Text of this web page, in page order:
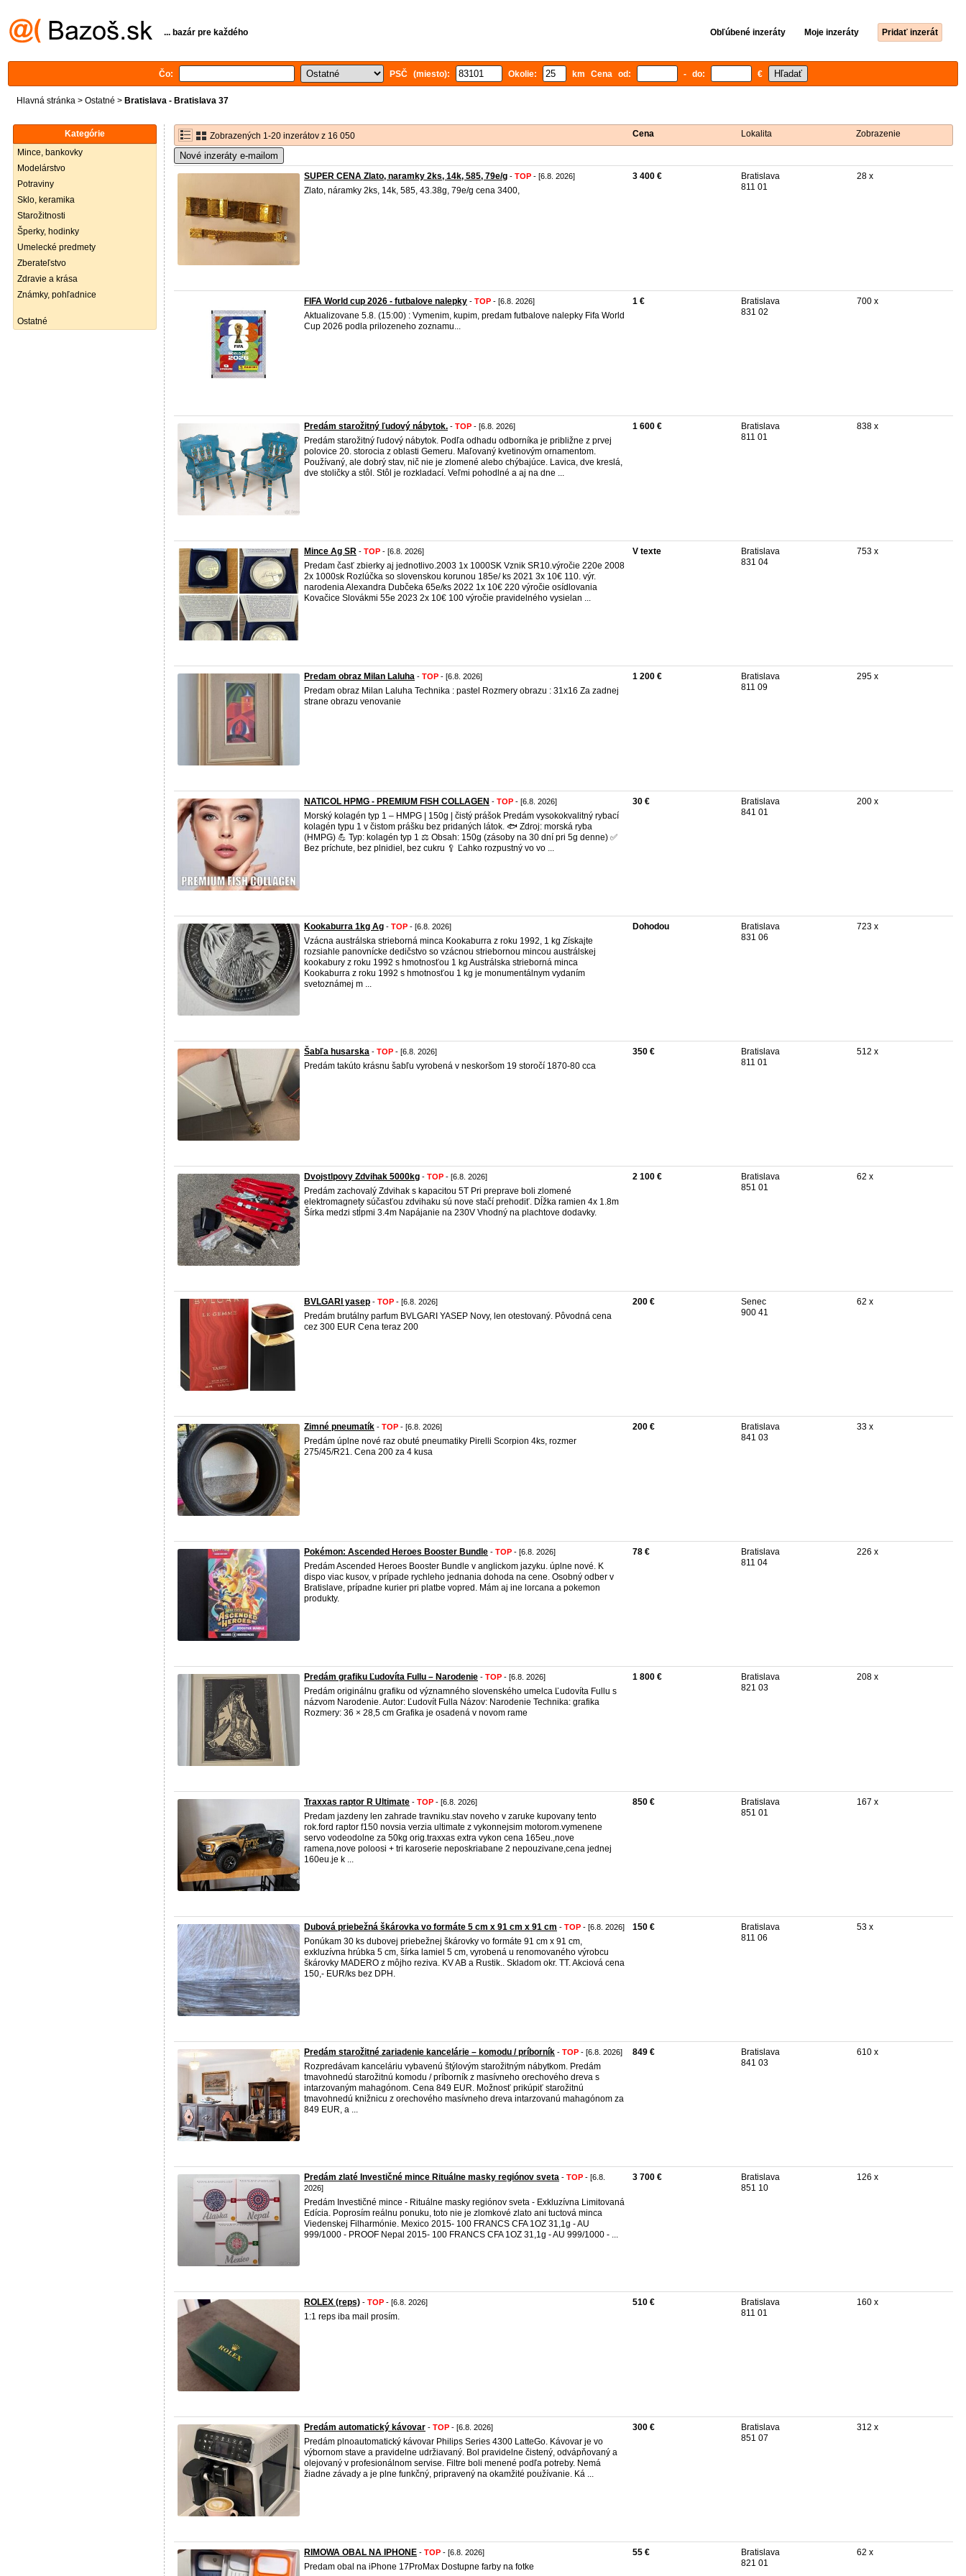
... bazár pre každého Obľúbené inzeráty Moje inzeráty Pridať inzerát
Čo: PSČ (miesto): Okolie: km Cena od: - do: €
Hlavná stránka > Ostatné > Bratislava - Bratislava 37
Kategórie
Mince, bankovky
Modelárstvo
Potraviny
Sklo, keramika
Starožitnosti
Šperky, hodinky
Umelecké predmety
Zberateľstvo
Zdravie a krása
Známky, pohľadnice
Ostatné
Zobrazených 1-20 inzerátov z 16 050 Cena Lokalita Zobrazenie
Nové inzeráty e-mailom
SUPER CENA Zlato, naramky 2ks, 14k, 585, 79e/g - TOP - [6.8. 2026]
Zlato, náramky 2ks, 14k, 585, 43.38g, 79e/g cena 3400,
3 400 €
Bratislava
811 01
28 x
FIFA World cup 2026 - futbalove nalepky - TOP - [6.8. 2026]
Aktualizovane 5.8. (15:00) : Vymenim, kupim, predam futbalove nalepky Fifa World
Cup 2026 podla prilozeneho zoznamu...
1 €
Bratislava
831 02
700 x
Predám starožitný ľudový nábytok. - TOP - [6.8. 2026]
Predám starožitný ľudový nábytok. Podľa odhadu odborníka je približne z prvej
polovice 20. storocia z oblasti Gemeru. Maľovaný kvetinovým ornamentom.
Používaný, ale dobrý stav, nič nie je zlomené alebo chýbajúce. Lavica, dve kreslá,
dve stoličky a stôl. Stôl je rozkladací. Veľmi pohodlné a aj na dne ...
1 600 €
Bratislava
811 01
838 x
Mince Ag SR - TOP - [6.8. 2026]
Predam časť zbierky aj jednotlivo.2003 1x 1000SK Vznik SR10.výročie 220e 2008
2x 1000sk Rozlúčka so slovenskou korunou 185e/ ks 2021 3x 10€ 110. výr.
narodenia Alexandra Dubčeka 65e/ks 2022 1x 10€ 220 výročie osídlovania
Kovačice Slovákmi 55e 2023 2x 10€ 100 výročie pravidelného vysielan ...
V texte
Bratislava
831 04
753 x
Predam obraz Milan Laluha - TOP - [6.8. 2026]
Predam obraz Milan Laluha Technika : pastel Rozmery obrazu : 31x16 Za zadnej
strane obrazu venovanie
1 200 €
Bratislava
811 09
295 x
NATICOL HPMG - PREMIUM FISH COLLAGEN - TOP - [6.8. 2026]
Morský kolagén typ 1 – HMPG | 150g | čistý prášok Predám vysokokvalitný rybací
kolagén typu 1 v čistom prášku bez pridaných látok. 🐟 Zdroj: morská ryba
(HMPG) 💪 Typ: kolagén typ 1 ⚖️ Obsah: 150g (zásoby na 30 dní pri 5g denne) ✅
Bez príchute, bez plnidiel, bez cukru 🥄 Ľahko rozpustný vo vo ...
30 €
Bratislava
841 01
200 x
Kookaburra 1kg Ag - TOP - [6.8. 2026]
Vzácna austrálska strieborná minca Kookaburra z roku 1992, 1 kg Získajte
rozsiahle panovnícke dedičstvo so vzácnou striebornou mincou austrálskej
kookabury z roku 1992 s hmotnosťou 1 kg Austrálska strieborná minca
Kookaburra z roku 1992 s hmotnosťou 1 kg je monumentálnym vydaním
svetoznámej m ...
Dohodou
Bratislava
831 06
723 x
Šabľa husarska - TOP - [6.8. 2026]
Predám takúto krásnu šabľu vyrobená v neskoršom 19 storočí 1870-80 cca
350 €
Bratislava
811 01
512 x
Dvojstlpovy Zdvihak 5000kg - TOP - [6.8. 2026]
Predám zachovalý Zdvihak s kapacitou 5T Pri preprave boli zlomené
elektromagnety súčasťou zdvihaku sú nove stačí prehodiť. Dĺžka ramien 4x 1.8m
Šírka medzi stĺpmi 3.4m Napájanie na 230V Vhodný na plachtove dodavky.
2 100 €
Bratislava
851 01
62 x
BVLGARI yasep - TOP - [6.8. 2026]
Predám brutálny parfum BVLGARI YASEP Novy, len otestovaný. Pôvodná cena
cez 300 EUR Cena teraz 200
200 €
Senec
900 41
62 x
Zimné pneumatík - TOP - [6.8. 2026]
Predám úplne nové raz obuté pneumatiky Pirelli Scorpion 4ks, rozmer
275/45/R21. Cena 200 za 4 kusa
200 €
Bratislava
841 03
33 x
Pokémon: Ascended Heroes Booster Bundle - TOP - [6.8. 2026]
Predám Ascended Heroes Booster Bundle v anglickom jazyku. úplne nové. K
dispo viac kusov, v prípade rychleho jednania dohoda na cene. Osobný odber v
Bratislave, prípadne kurier pri platbe vopred. Mám aj ine lorcana a pokemon
produkty.
78 €
Bratislava
811 04
226 x
Predám grafiku Ľudovíta Fullu – Narodenie - TOP - [6.8. 2026]
Predám originálnu grafiku od významného slovenského umelca Ľudovíta Fullu s
názvom Narodenie. Autor: Ľudovít Fulla Názov: Narodenie Technika: grafika
Rozmery: 36 × 28,5 cm Grafika je osadená v novom rame
1 800 €
Bratislava
821 03
208 x
Traxxas raptor R Ultimate - TOP - [6.8. 2026]
Predam jazdeny len zahrade travniku.stav noveho v zaruke kupovany tento
rok.ford raptor f150 novsia verzia ultimate z vykonnejsim motorom.vymenene
servo vodeodolne za 50kg orig.traxxas extra vykon cena 165eu.,nove
ramena,nove poloosi + tri karoserie neposkriabane 2 nepouzivane,cena jednej
160eu.je k ...
850 €
Bratislava
851 01
167 x
Dubová priebežná škárovka vo formáte 5 cm x 91 cm x 91 cm - TOP - [6.8. 2026]
Ponúkam 30 ks dubovej priebežnej škárovky vo formáte 91 cm x 91 cm,
exkluzívna hrúbka 5 cm, šírka lamiel 5 cm, vyrobená u renomovaného výrobcu
škárovky MADERO z môjho reziva. KV AB a Rustik.. Skladom okr. TT. Akciová cena
150,- EUR/ks bez DPH.
150 €
Bratislava
811 06
53 x
Predám starožitné zariadenie kancelárie – komodu / príborník - TOP - [6.8. 2026]
Rozpredávam kanceláriu vybavenú štýlovým starožitným nábytkom. Predám
tmavohnedú starožitnú komodu / príborník z masívneho orechového dreva s
intarzovaným mahagónom. Cena 849 EUR. Možnosť prikúpiť starožitnú
tmavohnedú knižnicu z orechového masívneho dreva intarzovanú mahagónom za
849 EUR, a ...
849 €
Bratislava
841 03
610 x
Predám zlaté Investičné mince Rituálne masky regiónov sveta - TOP - [6.8.
2026]
Predám Investičné mince - Rituálne masky regiónov sveta - Exkluzívna Limitovaná
Edícia. Poprosím reálnu ponuku, toto nie je zlomkové zlato ani tuctová minca
Viedenskej Filharmónie. Mexico 2015- 100 FRANCS CFA 1OZ 31,1g - AU
999/1000 - PROOF Nepal 2015- 100 FRANCS CFA 1OZ 31,1g - AU 999/1000 - ...
3 700 €
Bratislava
851 10
126 x
ROLEX (reps) - TOP - [6.8. 2026]
1:1 reps iba mail prosím.
510 €
Bratislava
811 01
160 x
Predám automatický kávovar - TOP - [6.8. 2026]
Predám plnoautomatický kávovar Philips Series 4300 LatteGo. Kávovar je vo
výbornom stave a pravidelne udržiavaný. Bol pravidelne čistený, odvápňovaný a
olejovaný v profesionálnom servise. Filtre boli menené podľa potreby. Nemá
žiadne závady a je plne funkčný, pripravený na okamžité používanie. Ká ...
300 €
Bratislava
851 07
312 x
RIMOWA OBAL NA IPHONE - TOP - [6.8. 2026]
Predam obal na iPhone 17ProMax Dostupne farby na fotke
55 €
Bratislava
821 01
62 x